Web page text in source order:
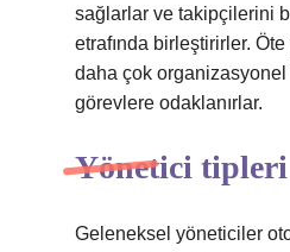
sağlarlar ve takipçilerini
etrafında birleştirirler.
daha çok organizasyonel
görevlere odaklanırlar.
Yönetici
Geleneksel yöneticiler